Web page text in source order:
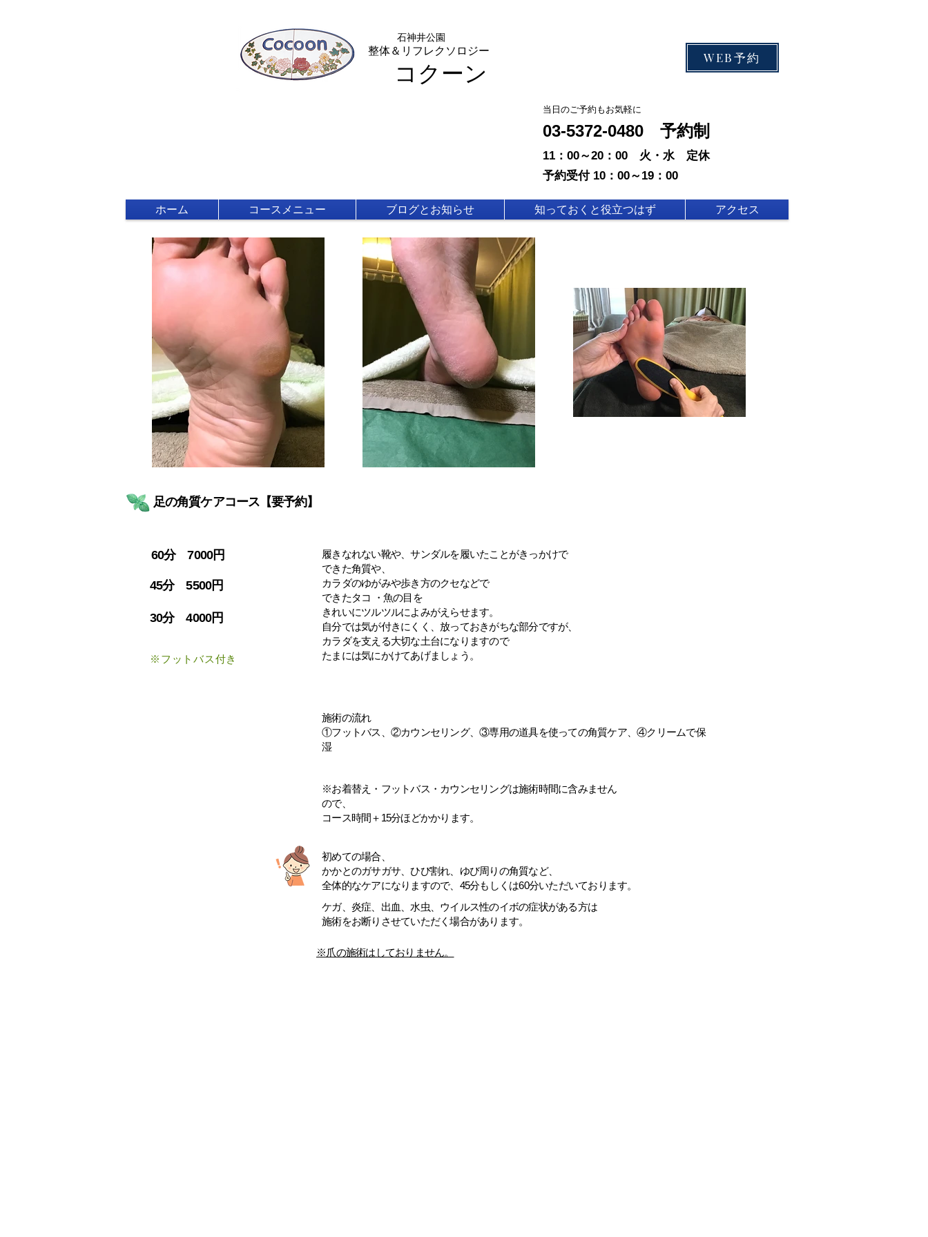
石神井公園
整体＆リフレクソロジー
コクーン
WEB予約
​当日のご予約もお気軽に
03-5372-0480 予約制
11：00～20：00 火・水 定休
予約受付 10：00～19：00
ホーム コースメニュー ブログとお知らせ 知っておくと役立つはず アクセス
足の角質ケアコース【要予約】
60分 7000円
45分 5500円
30分 4000円
※フットバス付き
履きなれない靴や、サンダルを履いたことがきっかけで
できた角質や、
カラダのゆがみや歩き方のクセなどで
できたタコ ・魚の目を
きれいにツルツルによみがえらせます。
自分では気が付きにくく、放っておきがちな部分ですが、
カラダを支える大切な土台になりますので
たまには気にかけてあげましょう。
施術の流れ
①フットバス、②カウンセリング、③専用の道具を使っての角質ケア、④クリームで保
湿
※お着替え・フットバス・カウンセリングは施術時間に含みません
ので、
コース時間＋15分ほどかかります。
初めての場合、
かかとのガサガサ、ひび割れ、ゆび周りの角質など、
全体的なケアになりますので、45分もしくは60分いただいております。
ケガ、炎症、出血、水虫、ウイルス性のイボの症状がある方は
施術をお断りさせていただく場合があります。
※爪の施術はしておりません。